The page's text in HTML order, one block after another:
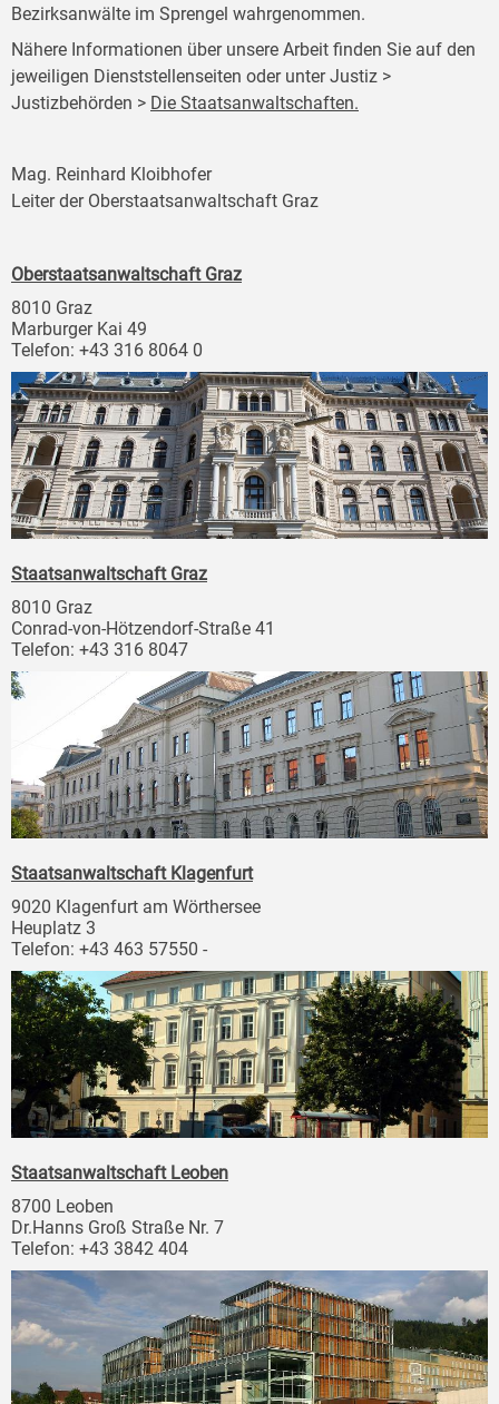
Bezirksanwälte im Sprengel wahrgenommen.
Nähere Informationen über unsere Arbeit finden Sie auf den
jeweiligen Dienststellenseiten oder unter Justiz >
Justizbehörden > Die Staatsanwaltschaften.
Mag. Reinhard Kloibhofer
Leiter der Oberstaatsanwaltschaft Graz
Oberstaatsanwaltschaft Graz
8010 Graz
Marburger Kai 49
Telefon: +43 316 8064 0
Staatsanwaltschaft Graz
8010 Graz
Conrad-von-Hötzendorf-Straße 41
Telefon: +43 316 8047
Staatsanwaltschaft Klagenfurt
9020 Klagenfurt am Wörthersee
Heuplatz 3
Telefon: +43 463 57550 -
Staatsanwaltschaft Leoben
8700 Leoben
Dr.Hanns Groß Straße Nr. 7
Telefon: +43 3842 404